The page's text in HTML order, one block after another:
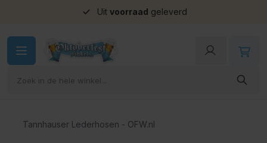
Uit voorraad geleverd
Tannhauser Lederhosen - OFW.nl